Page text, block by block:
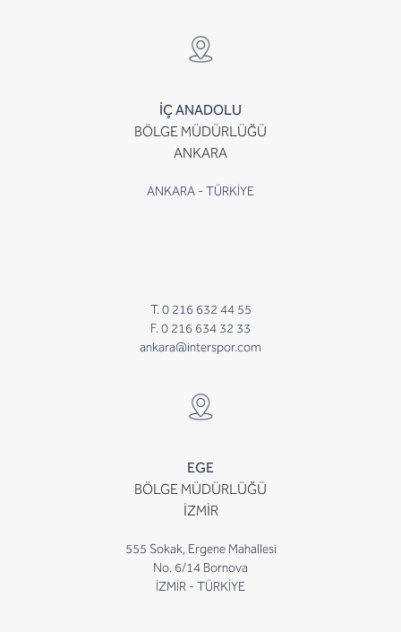
İÇ ANADOLU
BÖLGE MÜDÜRLÜĞÜ
ANKARA
ANKARA - TÜRKİYE
T. 0 216 632 44 55
F. 0 216 634 32 33
ankara@interspor.com
EGE
BÖLGE MÜDÜRLÜĞÜ
İZMİR
555 Sokak, Ergene Mahallesi
No. 6/14 Bornova
İZMİR - TÜRKİYE